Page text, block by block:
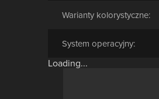
Warianty kolorystyczne:
System operacyjny:
Loading...